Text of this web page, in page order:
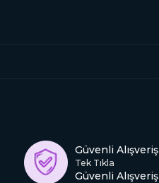
Güvenli Alışveriş
Tek Tıkla
Güvenli Alışveriş